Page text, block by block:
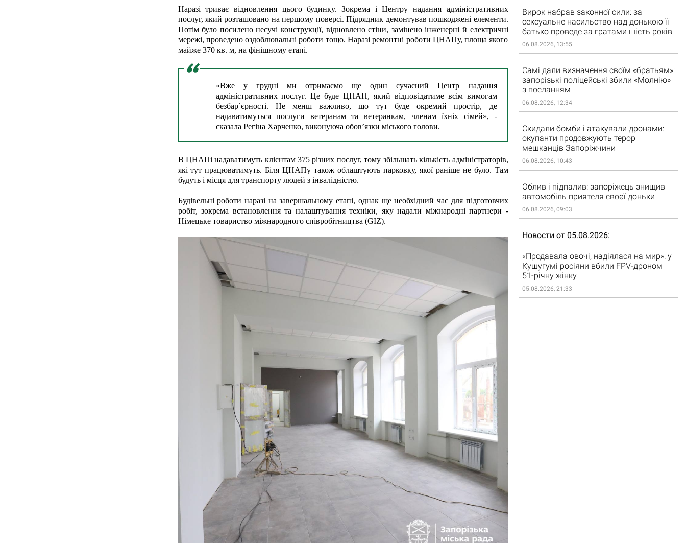
Наразі триває відновлення цього будинку. Зокрема і Центру надання адміністративних
послуг, який розташовано на першому поверсі. Підрядник демонтував пошкоджені елементи.
Потім було посилено несучі конструкції, відновлено стіни, замінено інженерні й електричні
мережі, проведено оздоблювальні роботи тощо. Наразі ремонтні роботи ЦНАПу, площа якого
майже 370 кв. м, на фінішному етапі.
«Вже у грудні ми отримаємо ще один сучасний Центр надання
адміністративних послуг. Це буде ЦНАП, який відповідатиме всім вимогам
безбар`єрності. Не менш важливо, що тут буде окремий простір, де
надаватимуться послуги ветеранам та ветеранкам, членам їхніх сімей», -
сказала Регіна Харченко, виконуюча обов’язки міського голови.
В ЦНАПі надаватимуть клієнтам 375 різних послуг, тому збільшать кількість адміністраторів,
які тут працюватимуть. Біля ЦНАПу також облаштують парковку, якої раніше не було. Там
будуть і місця для транспорту людей з інвалідністю.
Будівельні роботи наразі на завершальному етапі, однак ще необхідний час для підготовчих
робіт, зокрема встановлення та налаштування техніки, яку надали міжнародні партнери -
Німецьке товариство міжнародного співробітництва (GIZ).
Вирок набрав законної сили: за
сексуальне насильство над донькою її
батько проведе за гратами шість років
06.08.2026, 13:55
Самі дали визначення своїм «братьям»:
запорізькі поліцейські збили «Молнію»
з посланням
06.08.2026, 12:34
Скидали бомби і атакували дронами:
окупанти продовжують терор
мешканців Запоріжчини
06.08.2026, 10:43
Облив і підпалив: запоріжець знищив
автомобіль приятеля своєї доньки
06.08.2026, 09:03
Новости от 05.08.2026
«Продавала овочі, надіялася на мир»: у
Кушугумі росіяни вбили FPV-дроном
51-річну жінку
05.08.2026, 21:33